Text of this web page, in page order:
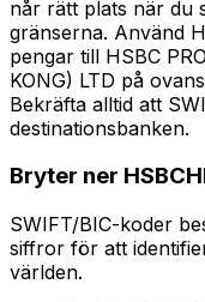
når rätt plats när du
gränserna. Använd
pengar till HSBC
KONG) LTD på
Bekräfta alltid att
destinationsbanken.
Bryter ner
SWIFT/BIC-koder
siffror för att
världen.